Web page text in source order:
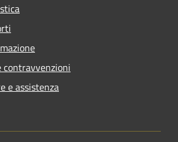
contravvenzioni
e assistenza